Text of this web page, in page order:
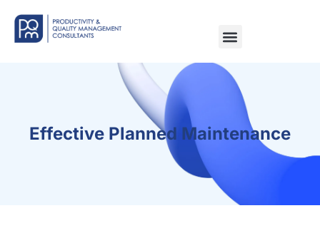
Effective Planned Maintenance